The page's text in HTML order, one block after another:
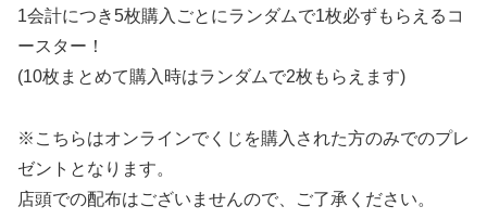
1会計につき5枚購入ごとにランダムで1枚必ずもらえるコ
ースター！
(10枚まとめて購入時はランダムで2枚もらえます)
※こちらはオンラインでくじを購入された方のみでのプレ
ゼントとなります。
店頭での配布はございませんので、ご了承ください。